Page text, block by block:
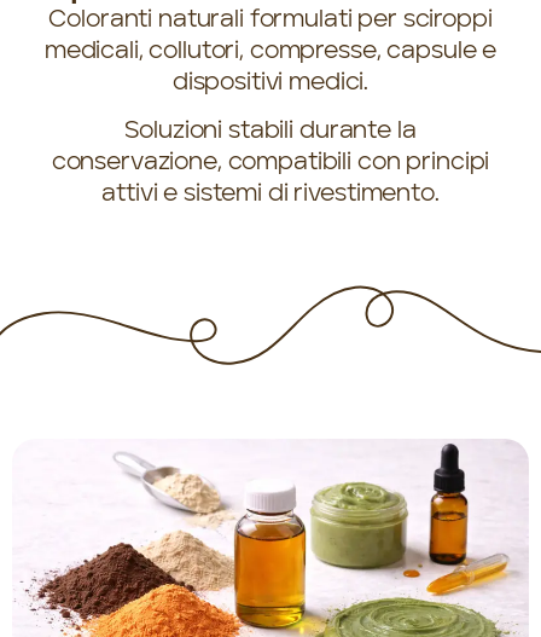
Coloranti naturali formulati per sciroppi
medicali, collutori, compresse, capsule e
dispositivi medici.
Soluzioni stabili durante la
conservazione, compatibili con principi
attivi e sistemi di rivestimento.